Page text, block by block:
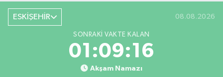
ESKİŞEHİR 08.08.2026
SONRAKI VAKTE KALAN
01:09:15
Akşam Namazı